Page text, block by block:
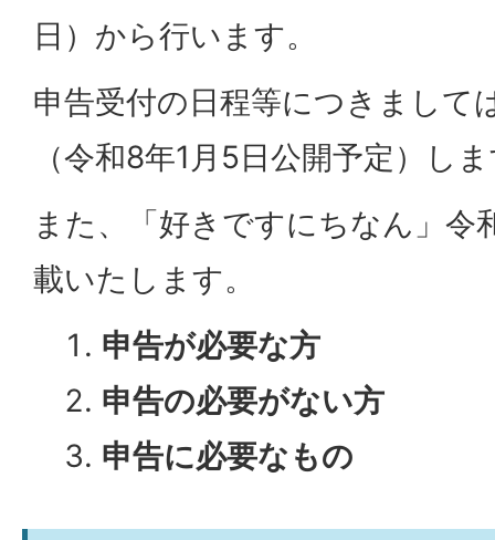
日）から行います。
申告受付の日程等につきまして
（令和8年1月5日公開予定）し
また、「好きですにちなん」令
載いたします。
申告が必要な方
申告の必要がない方
申告に必要なもの